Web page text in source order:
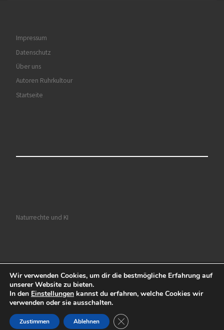
Impressum
Datenschutz
Über uns
Autoren Ruhrkultour
Startseite
Naturrechte und KI
© 2026Ruhrkultour– Alle Rechte vorbehalten
Präsentiert von WP– Entworfen mit demCustomizr-Theme
Wir verwenden Cookies, um dir die bestmögliche Erfahrung auf
unserer Website zu bieten.
In den Einstellungen kannst du erfahren, welche Cookies wir
verwenden oder sie ausschalten.
Zustimmen Ablehnen GDPR Cookie-Banner schließen